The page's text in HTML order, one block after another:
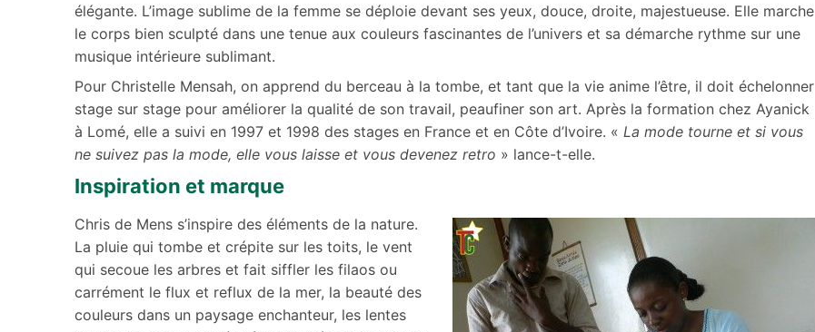
élégante. L’image sublime de la femme se déploie devant ses yeux, douce, droite, majestueuse. Elle marche
le corps bien sculpté dans une tenue aux couleurs fascinantes de l’univers et sa démarche rythme sur une
musique intérieure sublimant.
Pour Christelle Mensah, on apprend du berceau à la tombe, et tant que la vie anime l’être, il doit échelonner
stage sur stage pour améliorer la qualité de son travail, peaufiner son art. Après la formation chez Ayanick
à Lomé, elle a suivi en 1997 et 1998 des stages en France et en Côte d’Ivoire. « La mode tourne et si vous
ne suivez pas la mode, elle vous laisse et vous devenez retro » lance-t-elle.
Inspiration et marque
Chris de Mens s’inspire des éléments de la nature.
La pluie qui tombe et crépite sur les toits, le vent
qui secoue les arbres et fait siffler les filaos ou
carrément le flux et reflux de la mer, la beauté des
couleurs dans un paysage enchanteur, les lentes